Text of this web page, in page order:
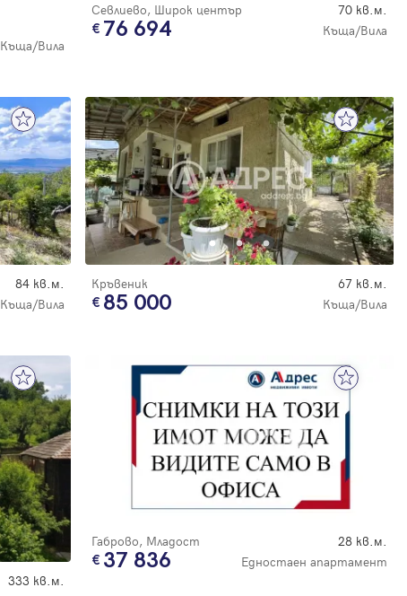
Къща/Вила
Севлиево, Широк център 70 кв.м.
76 694 Къща/Вила
84 кв.м.
Къща/Вила
Кръвеник 67 кв.м.
85 000 Къща/Вила
333 кв.м.
Габрово, Младост 28 кв.м.
37 836 Едностаен апартамент